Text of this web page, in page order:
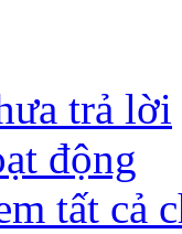
trả lời
động
tất cả